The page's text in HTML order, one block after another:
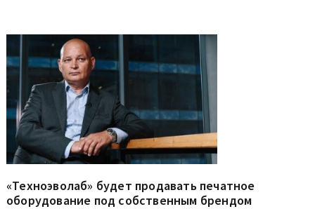
«Техноэволаб» будет продавать печатное
оборудование под собственным брендом